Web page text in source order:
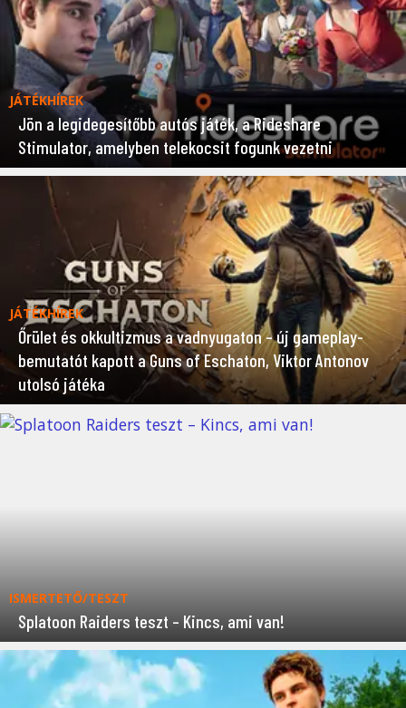
JÁTÉKHÍREK
Jön a legidegesítőbb autós játék, a Rideshare
Stimulator, amelyben telekocsit fogunk vezetni
JÁTÉKHÍREK
Őrület és okkultizmus a vadnyugaton – új gameplay-
bemutatót kapott a Guns of Eschaton, Viktor Antonov
utolsó játéka
ISMERTETŐ/TESZT
Splatoon Raiders teszt – Kincs, ami van!